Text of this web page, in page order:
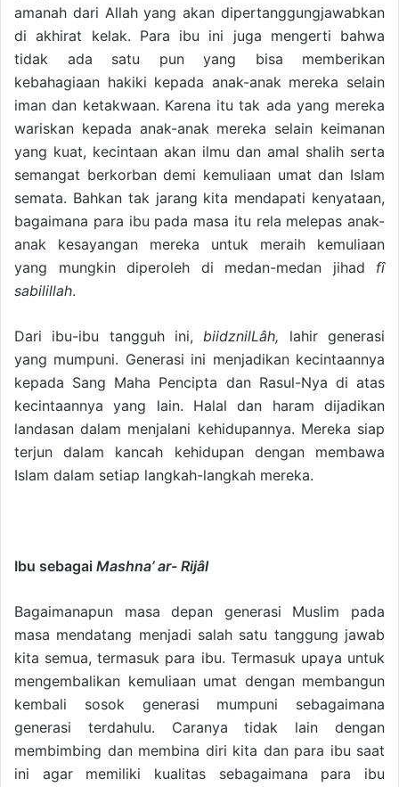
amanah dari Allah yang akan dipertanggungjawabkan
di akhirat kelak. Para ibu ini juga mengerti bahwa
tidak ada satu pun yang bisa memberikan
kebahagiaan hakiki kepada anak-anak mereka selain
iman dan ketakwaan. Karena itu tak ada yang mereka
wariskan kepada anak-anak mereka selain keimanan
yang kuat, kecintaan akan ilmu dan amal shalih serta
semangat berkorban demi kemuliaan umat dan Islam
semata. Bahkan tak jarang kita mendapati kenyataan,
bagaimana para ibu pada masa itu rela melepas anak-
anak kesayangan mereka untuk meraih kemuliaan
yang mungkin diperoleh di medan-medan jihad fî
sabilillah.
Dari ibu-ibu tangguh ini,biidznilLâh, lahir generasi
yang mumpuni. Generasi ini menjadikan kecintaannya
kepada Sang Maha Pencipta dan Rasul-Nya di atas
kecintaannya yang lain. Halal dan haram dijadikan
landasan dalam menjalani kehidupannya. Mereka siap
terjun dalam kancah kehidupan dengan membawa
Islam dalam setiap langkah-langkah mereka.
Ibu sebagai Mashna’ ar- Rijâl
Bagaimanapun masa depan generasi Muslim pada
masa mendatang menjadi salah satu tanggung jawab
kita semua, termasuk para ibu. Termasuk upaya untuk
mengembalikan kemuliaan umat dengan membangun
kembali sosok generasi mumpuni sebagaimana
generasi terdahulu. Caranya tidak lain dengan
membimbing dan membina diri kita dan para ibu saat
ini agar memiliki kualitas sebagaimana para ibu